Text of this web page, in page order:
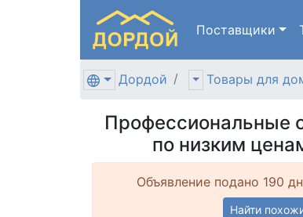
Поставщики
Дордой Товары для
Профессиональные
по низким
Объявление подано 190
Найти